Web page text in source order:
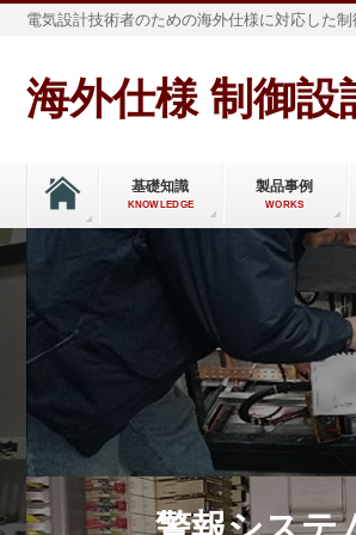
電気設計技術者のための海外仕様に対応した
海外仕様 制御設
基礎知識
KNOWLEDGE
製品事例
WORKS